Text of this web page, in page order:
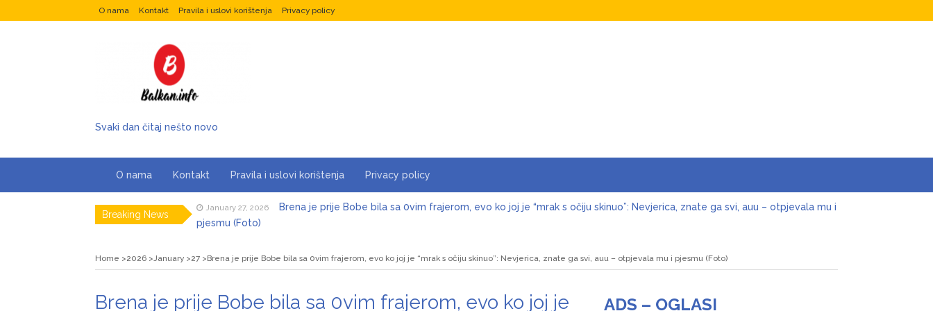
O nama Kontakt Pravila i uslovi korištenja Privacy policy
Svaki dan čitaj nešto novo
O nama Kontakt Pravila i uslovi korištenja Privacy policy
Breaking News
January 27, 2026
Brena je prije Bobe bila sa 0vim frajerom, evo ko joj je “mrak s očiju skinuo”: Nevjerica, znate ga svi, auu – otpjevala mu i
pjesmu (Foto)
Oljom
January 27, 2026 Marija Šerifović lije suze zbog sina, sve se desilo u sekundi: Pjevačica doživjela nervni sI0m, oduzmite joj dijete
January 27, 2026
Šabanova Cuca tek sad pokazala sina, isti Šaban: Pogledajte kako izgleda, Šaban joj ostavio miIione, vilu i jahtu, sve
Home 2026 January 27 Brena je prije Bobe bila sa 0vim frajerom, evo ko joj je “mrak s očiju skinuo”: Nevjerica, znate ga svi, auu – otpjevala mu i pjesmu (Foto)
Brena je prije Bobe bila sa 0vim frajerom, evo ko joj je
ADS – OGLASI